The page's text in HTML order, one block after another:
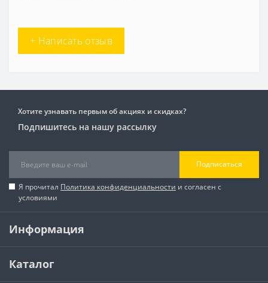
+ Написать отзыв
Хотите узнавать первым об акциях и скидках?
Подпишитесь на нашу рассылку
Подписаться
Я прочитал Политика конфиденциальности и согласен с
условиями
Информация
Каталог